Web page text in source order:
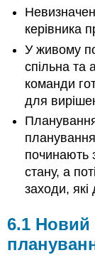
перш
тягнути
6.4
Розрізнення
між
тягненням
Потягніть
дії
Потягніть
публічні
керівника
У живому
спільна та
команди
для
починають
стану, а
заходи, які
6.1 Новий